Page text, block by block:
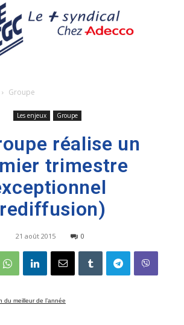
Groupe
Les enjeux Groupe
réalise un
trimestre
21 août 2015 0
meilleur de l’année